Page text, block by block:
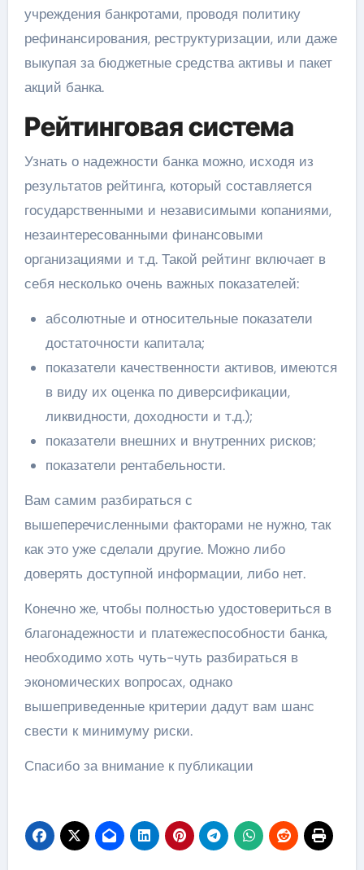
учреждения банкротами, проводя политику
рефинансирования, реструктуризации, или даже
выкупая за бюджетные средства активы и пакет
акций банка.
Рейтинговая система
Узнать о надежности банка можно, исходя из
результатов рейтинга, который составляется
государственными и независимыми копаниями,
незаинтересованными финансовыми
организациями и т.д. Такой рейтинг включает в
себя несколько очень важных показателей:
абсолютные и относительные показатели
достаточности капитала;
показатели качественности активов, имеются
в виду их оценка по диверсификации,
ликвидности, доходности и т.д.);
показатели внешних и внутренних рисков;
показатели рентабельности.
Вам самим разбираться с
вышеперечисленными факторами не нужно, так
как это уже сделали другие. Можно либо
доверять доступной информации, либо нет.
Конечно же, чтобы полностью удостовериться в
благонадежности и платежеспособности банка,
необходимо хоть чуть-чуть разбираться в
экономических вопросах, однако
вышеприведенные критерии дадут вам шанс
свести к минимуму риски.
Спасибо за внимание к публикации